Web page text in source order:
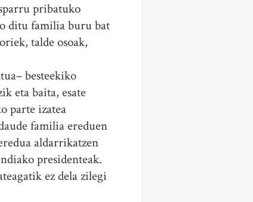
pribatuko
ditu familia buru bat
talde osoak,
besteekiko
eta baita, esate
parte izatea
familia ereduen
aldarrikatzen
presidenteak.
ez dela zilegi